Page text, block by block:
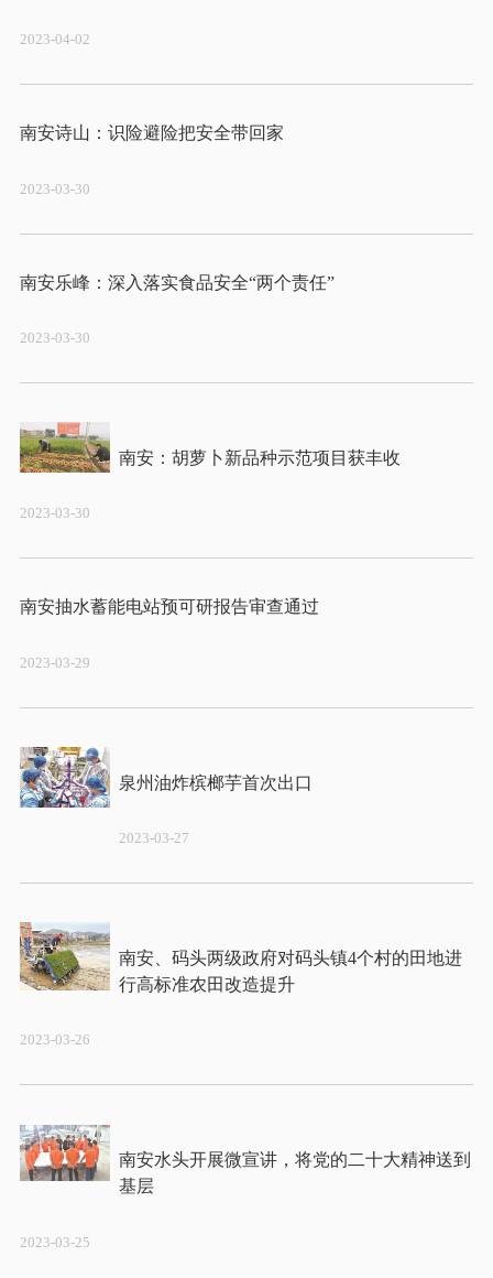
2023-04-02
2023-03-30
南安乐峰：深入落实食品安全“两个责任”
2023-03-30
2023-03-30
2023-03-29
2023-03-27
南安、码头两级政府对码头镇4个村的田地进
2023-03-26
南安水头开展微宣讲，将党的二十大精神送到
2023-03-25